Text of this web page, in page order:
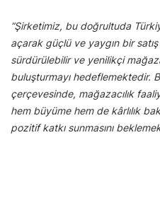
“Şirketimiz, bu doğrultuda
açarak güçlü ve yaygın bir
sürdürülebilir ve yenilikçi
buluşturmayı hedeflemektedir.
çerçevesinde, mağazacılık
hem büyüme hem de kârlılık
pozitif katkı sunmasını